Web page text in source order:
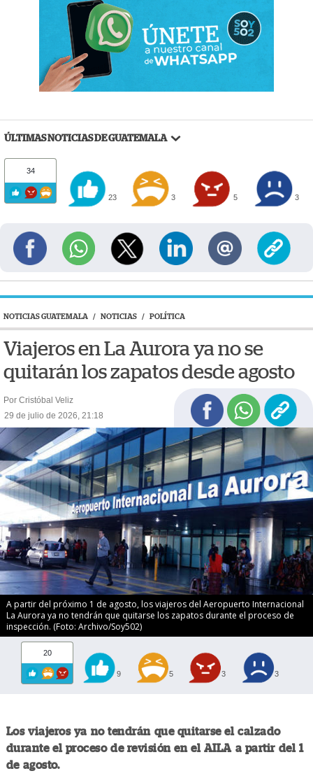
ÚLTIMAS NOTICIAS DE GUATEMALA
34
23 3 5 3
NOTICIAS GUATEMALA / NOTICIAS / POLÍTICA
Viajeros en La Aurora ya no se
quitarán los zapatos desde agosto
Por Cristóbal Veliz
29 de julio de 2026, 21:18
A partir del próximo 1 de agosto, los viajeros del Aeropuerto Internacional
La Aurora ya no tendrán que quitarse los zapatos durante el proceso de
inspección. (Foto: Archivo/Soy502)
20
9 5 3 3
Los viajeros ya no tendrán que quitarse el calzado
durante el proceso de revisión en el AILA a partir del 1
de agosto.